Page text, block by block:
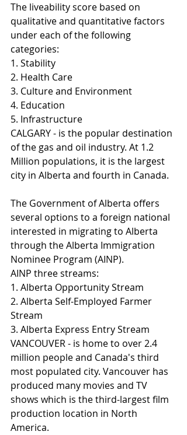
The liveability score based on
qualitative and quantitative factors
under each of the following
categories:
1. Stability
2. Health Care
3. Culture and Environment
4. Education
5. Infrastructure
CALGARY - is the popular destination
of the gas and oil industry. At 1.2
Million populations, it is the largest
city in Alberta and fourth in Canada.
The Government of Alberta offers
several options to a foreign national
interested in migrating to Alberta
through the Alberta Immigration
Nominee Program (AINP).
AINP three streams:
1. Alberta Opportunity Stream
2. Alberta Self-Employed Farmer
Stream
3. Alberta Express Entry Stream
VANCOUVER - is home to over 2.4
million people and Canada's third
most populated city. Vancouver has
produced many movies and TV
shows which is the third-largest film
production location in North
America.